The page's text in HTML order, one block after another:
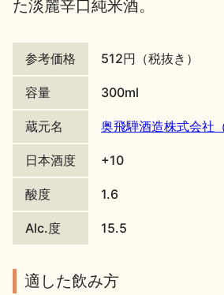
地酒川柳
地酒・イベント情報
た淡麗辛口純米酒。
参考価格 512円（税抜き）
容量 300ml
蔵元名 奥飛騨酒造株式会社
日本酒度 +10
酸度 1.6
Alc.度 15.5
適した飲み方